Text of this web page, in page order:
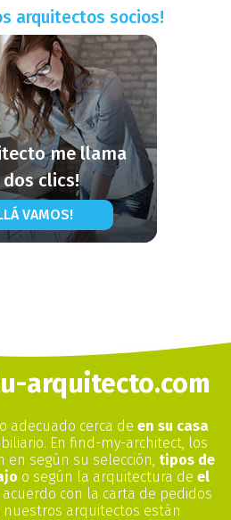
arquitectos socios!
me llama
clics!
VAMOS!
arquitecto.com
adecuado cerca de en su casa
En find-my-architect, los
según su selección, tipos de
o según la arquitectura de el
acuerdo con la carta de pedidos
arquitectos están